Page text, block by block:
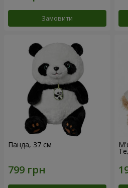
Замовити
Панда, 37 см